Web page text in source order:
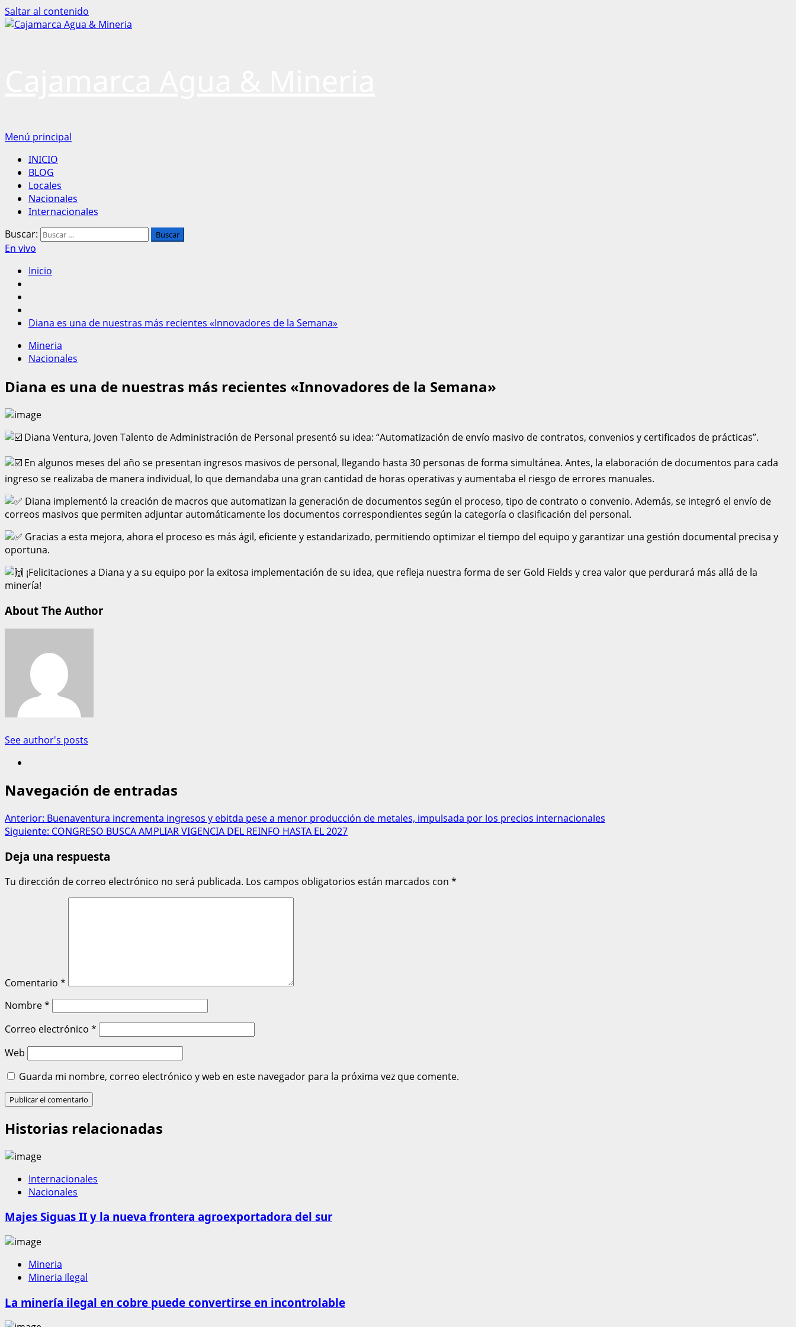
Saltar al contenido
Menú principal
INICIO
BLOG
Locales
Nacionales
Internacionales
Buscar:
En vivo
Inicio
Diana es una de nuestras más recientes «Innovadores de la Semana»
Mineria
Nacionales
Diana es una de nuestras más recientes «Innovadores de la Semana»
Diana Ventura, Joven Talento de Administración de Personal presentó su idea: “Automatización de envío masivo de contratos, convenios y certificados de prácticas”.
En algunos meses del año se presentan ingresos masivos de personal, llegando hasta 30 personas de forma simultánea. Antes, la elaboración de documentos para cada
ingreso se realizaba de manera individual, lo que demandaba una gran cantidad de horas operativas y aumentaba el riesgo de errores manuales.
Diana implementó la creación de macros que automatizan la generación de documentos según el proceso, tipo de contrato o convenio. Además, se integró el envío de
correos masivos que permiten adjuntar automáticamente los documentos correspondientes según la categoría o clasificación del personal.
Gracias a esta mejora, ahora el proceso es más ágil, eficiente y estandarizado, permitiendo optimizar el tiempo del equipo y garantizar una gestión documental precisa y
oportuna.
¡Felicitaciones a Diana y a su equipo por la exitosa implementación de su idea, que refleja nuestra forma de ser Gold Fields y crea valor que perdurará más allá de la
minería!
About The Author
See author's posts
Navegación de entradas
Anterior: Buenaventura incrementa ingresos y ebitda pese a menor producción de metales, impulsada por los precios internacionales
Siguiente: CONGRESO BUSCA AMPLIAR VIGENCIA DEL REINFO HASTA EL 2027
Deja una respuesta
Tu dirección de correo electrónico no será publicada. Los campos obligatorios están marcados con *
Comentario *
Nombre*
Correo electrónico *
Web
Guarda mi nombre, correo electrónico y web en este navegador para la próxima vez que comente.
Historias relacionadas
Internacionales
Nacionales
Majes Siguas II y la nueva frontera agroexportadora del sur
Mineria
Mineria Ilegal
La minería ilegal en cobre puede convertirse en incontrolable